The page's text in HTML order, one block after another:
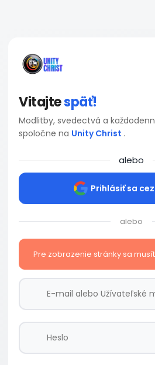
Vitajtespäť!
Modlitby, svedectvá a
spoločne na Unity Christ .
alebo
Prihlásiť sa
alebo
Pre zobrazenie stránky sa